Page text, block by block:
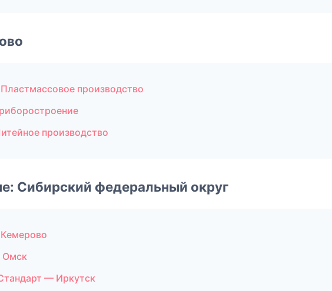
производство
производство
Сибирский федеральный округ
Омск
— Иркутск